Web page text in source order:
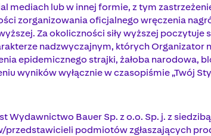
mediach lub w innej formie, z tym
zorganizowania oficjalnego wręczenia
Za okoliczności siły wyższej
nadzwyczajnym, których Organizator
epidemicznego strajki, żałoba narodowa,
wyników wyłącznie w czasopiśmie „Twój
Bauer Sp. z o.o. Sp. j. z
podmiotów zgłaszających